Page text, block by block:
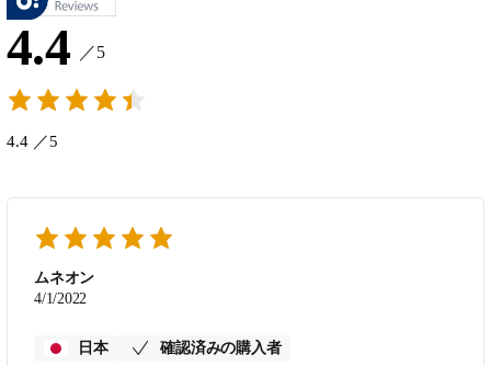
4.4 ／5
4.4 ／5
ムネオン
4/1/2022
日本 確認済みの購入者